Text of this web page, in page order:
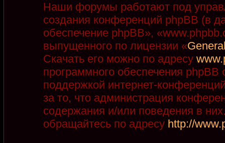
Наши форумы работают под
создания конференций phpBB (в
обеспечение phpBB»,
выпущенного по лицензии «
Скачать его можно по адресу
программного обеспечения phpBB
поддержкой интернет-
за то, что администрация
содержания и/или поведения в
обращайтесь по адресу http://